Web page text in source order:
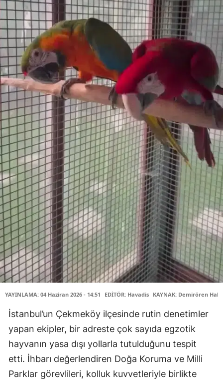
YAYINLAMA: 04 Haziran 2026 - 14:51 EDİTÖR: Havadis KAYNAK: Demirören
İstanbul’un Çekmeköy ilçesinde rutin denetimler
yapan ekipler, bir adreste çok sayıda egzotik
hayvanın yasa dışı yollarla tutulduğunu tespit
etti. İhbarı değerlendiren Doğa Koruma ve Milli
Parklar görevlileri, kolluk kuvvetleriyle birlikte